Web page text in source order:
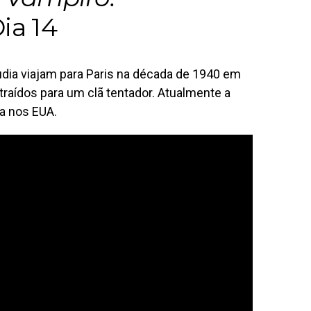
14
viajam para Paris na década de 1940 em
para um clã tentador. Atualmente a
nos EUA.